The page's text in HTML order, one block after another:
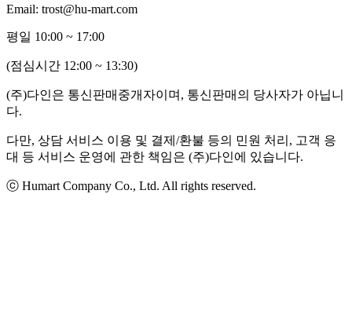
Email: trost@hu-mart.com
평일 10:00 ~ 17:00
(점심시간 12:00 ~ 13:30)
(주)다인은 통신판매중개자이며, 통신판매의 당사자가 아닙니
다.
다만, 상담 서비스 이용 및 결제/환불 등의 민원 처리, 고객 응
대 등 서비스 운영에 관한 책임은 (주)다인에 있습니다.
ⓒ Humart Company Co., Ltd. All rights reserved.